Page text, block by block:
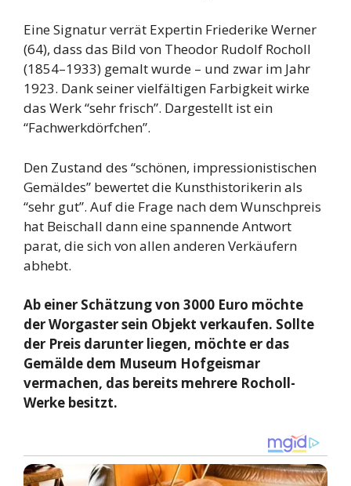
Eine Signatur verrät Expertin Friederike Werner
(64), dass das Bild von Theodor Rudolf Rocholl
(1854–1933) gemalt wurde – und zwar im Jahr
1923. Dank seiner vielfältigen Farbigkeit wirke
das Werk “sehr frisch”. Dargestellt ist ein
“Fachwerkdörfchen”.
Den Zustand des “schönen, impressionistischen
Gemäldes” bewertet die Kunsthistorikerin als
“sehr gut”. Auf die Frage nach dem Wunschpreis
hat Beischall dann eine spannende Antwort
parat, die sich von allen anderen Verkäufern
abhebt.
Ab einer Schätzung von 3000 Euro möchte
der Worgaster sein Objekt verkaufen. Sollte
der Preis darunter liegen, möchte er das
Gemälde dem Museum Hofgeismar
vermachen, das bereits mehrere Rocholl-
Werke besitzt.